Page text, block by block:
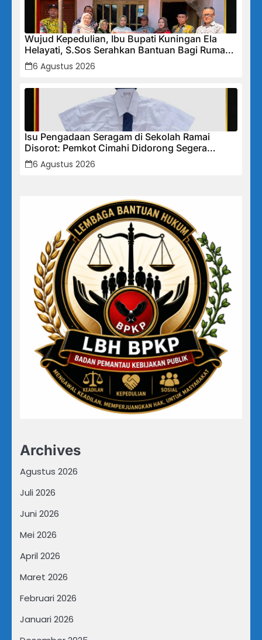
Wujud Kepedulian, Ibu Bupati Kuningan Ela
Helayati, S.Sos Serahkan Bantuan Bagi Rumah
Terdampak Bencana di Desa Karangkancana
6 Agustus 2026
Isu Pengadaan Seragam di Sekolah Ramai
Disorot: Pemkot Cimahi Didorong Segera
Lakukan Pembinaan dan Perbaikan Sistem
Secara Menyeluruh
6 Agustus 2026
Archives
Agustus 2026
Juli 2026
Juni 2026
Mei 2026
April 2026
Maret 2026
Februari 2026
Januari 2026